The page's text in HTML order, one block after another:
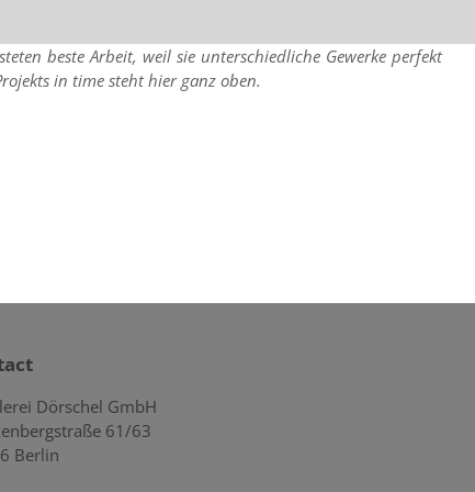
beste Arbeit, weil sie unterschiedliche Gewerke perfekt
in time steht hier ganz oben.
Dörschel GmbH
61/63
Berlin